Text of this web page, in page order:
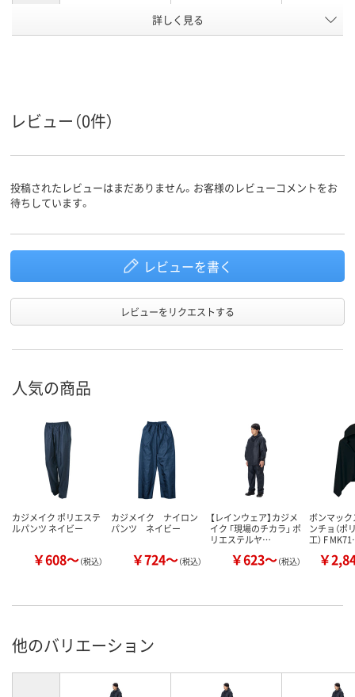
3L
スコア
20
詳しく見る
レビュー（0件）
投稿されたレビューはまだありません。お客様のレビューコメントをお
待ちしています。
レビューを書く
レビューをリクエストする
人気の商品
カジメイク ポリエステ
ルパンツ ネイビー
￥608～（税込）
カジメイク ナイロン
パンツ ネイビー
￥724～（税込）
【レインウェア】カジメ
イク 「現場のチカラ」 ポ
リエステルヤ…
￥623～（税込）
ボンマッ
ンチョ（ポ
工） F
￥
他のバリエーション